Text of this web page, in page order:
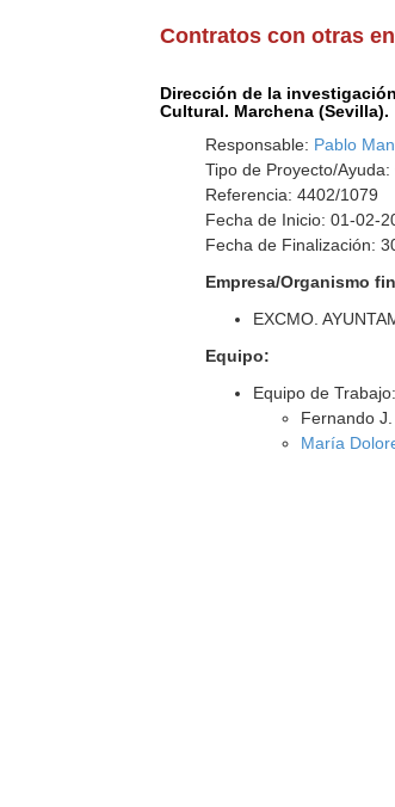
Contratos con otras
Dirección de la
Cultural. Marchena (Sevilla).
Responsable: Pablo
Tipo de Proyecto/
Referencia: 4402/1079
Fecha de Inicio: 01-02-
Fecha de Finalización:
Empresa/Organismo
EXCMO.
Equipo:
Equipo de Trabajo:
Fernando
María